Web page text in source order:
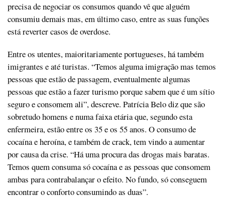
precisa de negociar os consumos quando vê que alguém
consumiu demais mas, em último caso, entre as suas funções
está reverter casos de overdose.
Entre os utentes, maioritariamente portugueses, há também
imigrantes e até turistas. “Temos alguma imigração mas temos
pessoas que estão de passagem, eventualmente algumas
pessoas que estão a fazer turismo porque sabem que é um sítio
seguro e consomem ali”, descreve. Patrícia Belo diz que são
sobretudo homens e numa faixa etária que, segundo esta
enfermeira, estão entre os 35 e os 55 anos. O consumo de
cocaína e heroína, e também de crack, tem vindo a aumentar
por causa da crise. “Há uma procura das drogas mais baratas.
Temos quem consuma só cocaína e as pessoas que consomem
ambas para contrabalançar o efeito. No fundo, só conseguem
encontrar o conforto consumindo as duas”.